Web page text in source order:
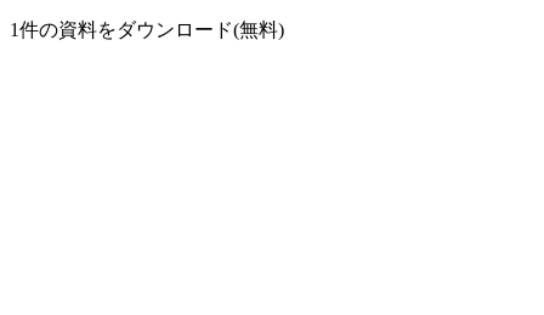
1件の資料をダウンロード(無料)